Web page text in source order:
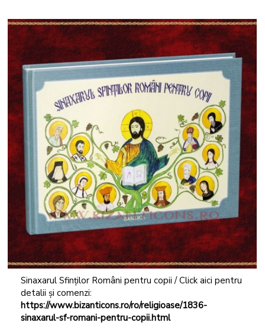
Sinaxarul Sfinților Români pentru copii / Click aici pentru
detalii și comenzi:
https://www.bizanticons.ro/ro/religioase/1836-
sinaxarul-sf-romani-pentru-copii.html